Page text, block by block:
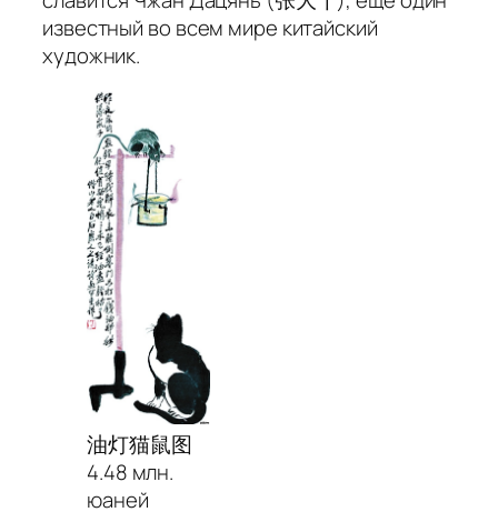
известный во всем мире китайский
художник.
油灯猫鼠图
4.48 млн.
юаней